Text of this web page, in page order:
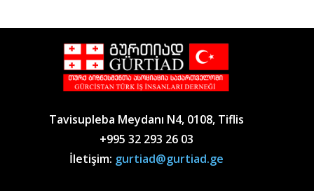
Tavisupleba Meydanı N4, 0108, Tiflis
+995 32 293 26 03
İletişim: gurtiad@gurtiad.ge